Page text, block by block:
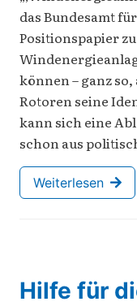
das Bundesamt
Positionspapier
können – ganz
Rotoren seine
kann sich eine
schon aus
Weiterlesen
Hilfe für